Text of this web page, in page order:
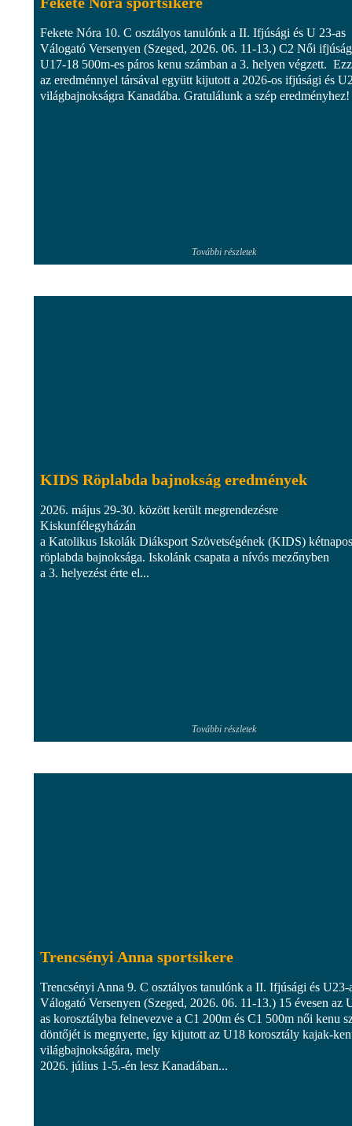
Fekete Nóra 10. C osztályos tanulónk a II. Ifjúsági és U 23-as
Válogató Versenyen (Szeged, 2026. 06. 11-13.) C2 Női
U17-18 500m-es páros kenu számban a 3. helyen végzett.
az eredménnyel társával együtt kijutott a 2026-os ifjúsági és
világbajnokságra Kanadába. Gratulálunk a szép eredményhez!
További részletek
KIDS Röplabda bajnokság eredmények
2026. május 29-30. között került megrendezésre
Kiskunfélegyházán
a Katolikus Iskolák Diáksport Szövetségének (KIDS) kétnapos
röplabda bajnoksága. Iskolánk csapata a nívós mezőnyben
a 3. helyezést érte el...
További részletek
Trencsényi Anna sportsikere
Trencsényi Anna 9. C osztályos tanulónk a II. Ifjúsági és U23-
Válogató Versenyen (Szeged, 2026. 06. 11-13.) 15 évesen az
as korosztályba felnevezve a C1 200m és C1 500m női kenu
döntőjét is megnyerte, így kijutott az U18 korosztály kajak-
világbajnokságára, mely
2026. július 1-5.-én lesz Kanadában...